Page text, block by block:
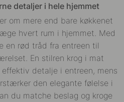
detaljer i hele hjemmet
om mere end bare køkkenet
hvert rum i hjemmet. Med
en rød tråd fra entreen til
En stilren krog i mat
detalje i entreen, mens
den elegante følelse i
du matche beslag og kroge